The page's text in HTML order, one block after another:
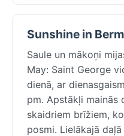
Sunshine in
Saule un mākoņi
May: Saint George
dienā, ar
pm. Apstākļi mainās
skaidriem brīžiem,
posmi. Lielākajā